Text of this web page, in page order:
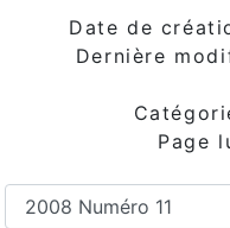
Date de
Dernière
Page